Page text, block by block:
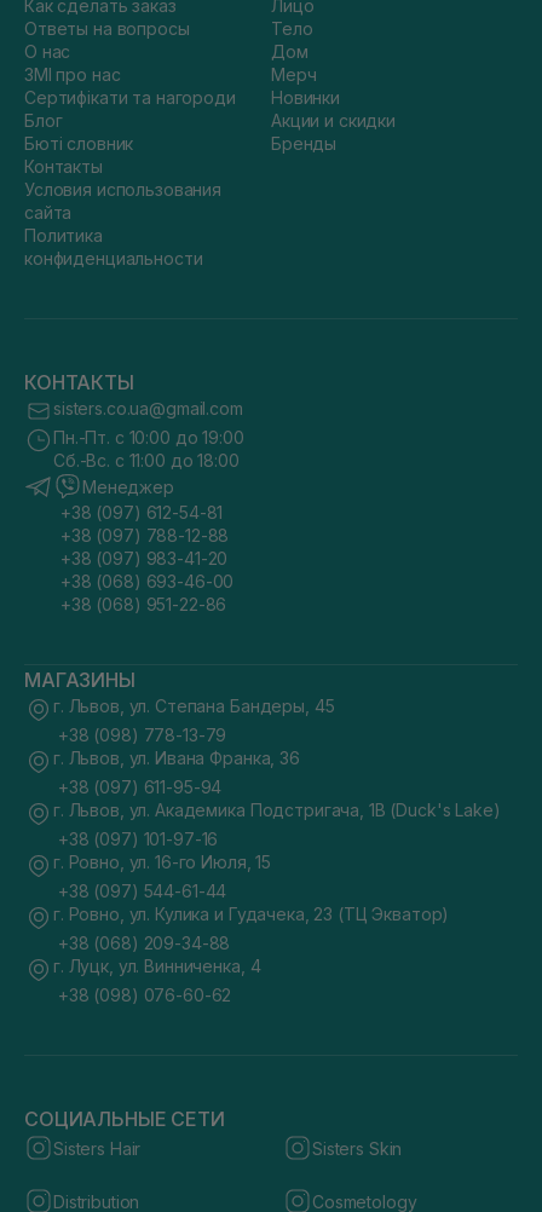
Как сделать заказ
Ответы на вопросы
О нас
ЗМІ про нас
Сертифікати та нагороди
Блог
Бюті словник
Контакты
Условия использования
сайта
Политика
конфиденциальности
Лицо
Тело
Дом
Мерч
Новинки
Акции и скидки
Бренды
КОНТАКТЫ
sisters.co.ua@gmail.com
Пн.-Пт. с 10:00 до 19:00
Сб.-Вс. с 11:00 до 18:00
Менеджер
+38 (097) 612-54-81
+38 (097) 788-12-88
+38 (097) 983-41-20
+38 (068) 693-46-00
+38 (068) 951-22-86
МАГАЗИНЫ
г. Львов, ул. Степана Бандеры, 45
+38 (098) 778-13-79
г. Львов, ул. Ивана Франка, 36
+38 (097) 611-95-94
г. Львов, ул. Академика Подстригача, 1В (Duck's Lake)
+38 (097) 101-97-16
г. Ровно, ул. 16-го Июля, 15
+38 (097) 544-61-44
г. Ровно, ул. Кулика и Гудачека, 23 (ТЦ Экватор)
+38 (068) 209-34-88
г. Луцк, ул. Винниченка, 4
+38 (098) 076-60-62
СОЦИАЛЬНЫЕ СЕТИ
Sisters Hair Sisters Skin
Distribution Cosmetology